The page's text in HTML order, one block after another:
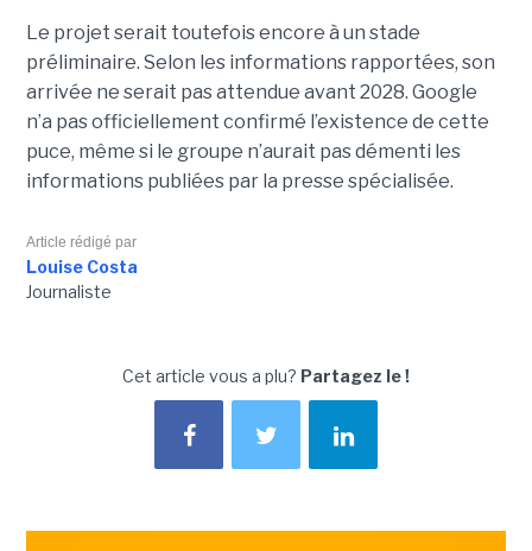
Le projet serait toutefois encore à un stade
préliminaire. Selon les informations rapportées, son
arrivée ne serait pas attendue avant 2028. Google
n’a pas officiellement confirmé l’existence de cette
puce, même si le groupe n’aurait pas démenti les
informations publiées par la presse spécialisée.
Article rédigé par
Louise Costa
Journaliste
Cet article vous a plu? Partagez le !